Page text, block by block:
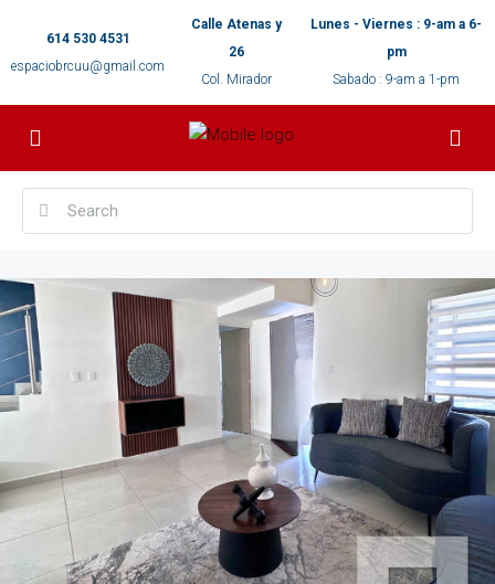
614 530 4531
espaciobrcuu@gmail.com
Calle Atenas y
26
Col. Mirador
Lunes - Viernes : 9-am a 6-
pm
Sabado : 9-am a 1-pm